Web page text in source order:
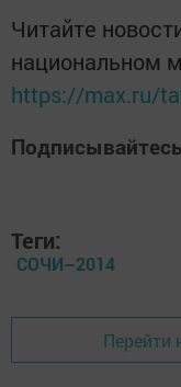
Читайте
национальном
https://max.ru/
Теги:
СОЧИ–2014
Перейти